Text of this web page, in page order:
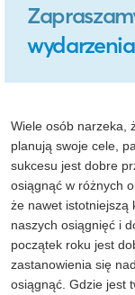
wydarzenia
Wiele osób narzeka,
planują swoje cele,
sukcesu jest dobre
osiągnąć w różnych
że nawet istotniejszą
naszych osiągnięć i
początek roku jest
zastanowienia się
osiągnąć. Gdzie jest